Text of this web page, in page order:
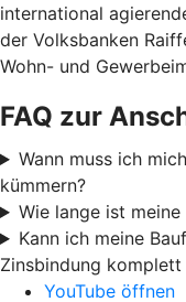
international
der Volksbanken
Wohn- und
FAQ zur
Wann muss ich
kümmern?
Wie lange ist
Kann ich meine
Zinsbindung
YouTube öffnen